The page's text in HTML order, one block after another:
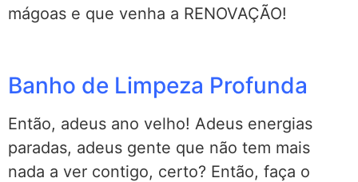
mágoas e que venha a RENOVAÇÃO!
Banho de Limpeza Profunda
Então, adeus ano velho! Adeus energias
paradas, adeus gente que não tem mais
nada a ver contigo, certo? Então, faça o